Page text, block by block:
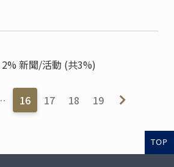
新聞/活動 (共3%)
16 17 18 19
TOP